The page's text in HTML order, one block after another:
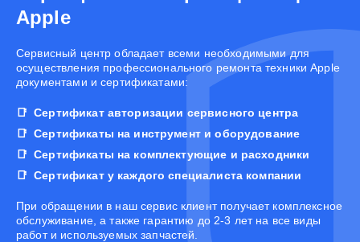
Apple
Cервисный центр обладает всеми необходимыми для
осуществления профессионального ремонта техники Apple
документами и сертификатами:
Сертификат авторизации сервисного центра
Сертификаты на инструмент и оборудование
Сертификаты на комплектующие и расходники
Сертификат у каждого специалиста компании
При обращении в наш сервис клиент получает комплексное
обслуживание, а также гарантию до 2-3 лет на все виды
работ и используемых запчастей.